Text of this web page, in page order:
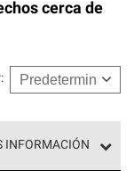
cerca de
:
INFORMACIÓN